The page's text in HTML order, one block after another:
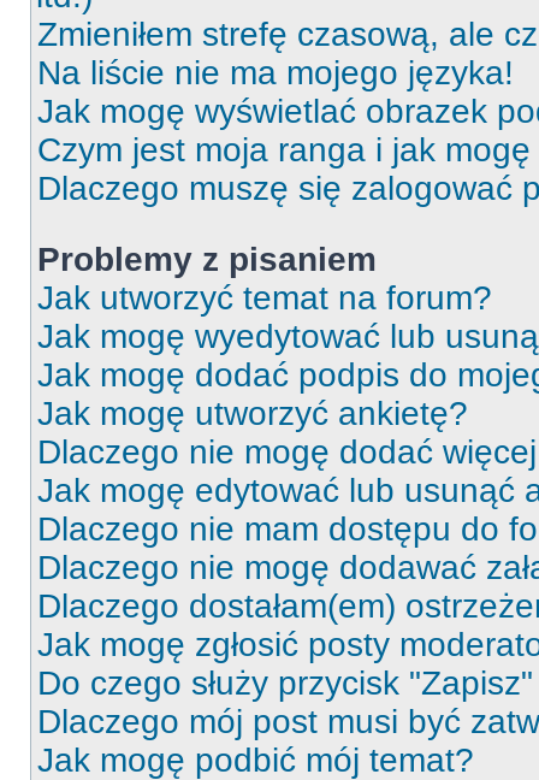
Zmieniłem strefę czasową, ale
Na liście nie ma mojego języka!
Jak mogę wyświetlać obrazek
Czym jest moja ranga i jak
Dlaczego muszę się zalogować
Problemy z pisaniem
Jak utworzyć temat na forum?
Jak mogę wyedytować lub
Jak mogę dodać podpis do
Jak mogę utworzyć ankietę?
Dlaczego nie mogę dodać
Jak mogę edytować lub usunąć
Dlaczego nie mam dostępu do
Dlaczego nie mogę dodawać
Dlaczego dostałam(em)
Jak mogę zgłosić posty
Do czego służy przycisk
Dlaczego mój post musi być
Jak mogę podbić mój temat?